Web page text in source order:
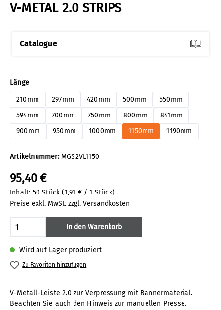
V-METAL 2.0 STRIPS
Catalogue
Artikelnummer: MGS2VL1150
95,40 €
Inhalt: 50 Stück(1,91 € / 1 Stück)
Preise exkl. MwSt. zzgl. Versandkosten
Wird auf Lager produziert
Längeauswählen
210mm 297mm 420mm 500mm
550mm
594mm
700mm 750mm 800mm
841mm
900mm
950mm 1000mm 1150mm 1190mm
Produkt Anzahl: Gib den gewünschten
In den Warenkorb
Zu Favoriten hinzufügen
V-Metall-Leiste 2.0 zur Verpressung mit Bannermaterial.
Beachten Sie auch den Hinweis zur manuellen Presse.